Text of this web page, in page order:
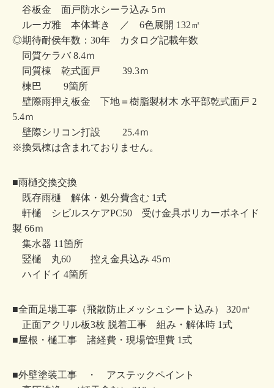
谷板金 面戸防水シーラ込み 5ｍ
ルーガ雅 本体葺き ／ 6色展開 132㎡
◎期待耐侯年数：30年 カタログ記載年数
同質ケラバ 8.4ｍ
同質棟 乾式面戸 39.3ｍ
棟巴 9箇所
壁際雨押え板金 下地＝樹脂製材木 水平部乾式面戸 2
5.4ｍ
壁際シリコン打設 25.4ｍ
※換気棟は含まれておりません。
■雨樋交換交換
既存雨樋 解体・処分費含む 1式
軒樋 シビルスケアPC50 受け金具ポリカーボネイド
製 66ｍ
集水器 11箇所
竪樋 丸60 控え金具込み 45ｍ
ハイドイ 4箇所
■全面足場工事（飛散防止メッシュシート込み） 320㎡
正面アクリル板3枚 脱着工事 組み・解体時 1式
■屋根・樋工事 諸経費・現場管理費 1式
■外壁塗装工事 ・ アステックペイント